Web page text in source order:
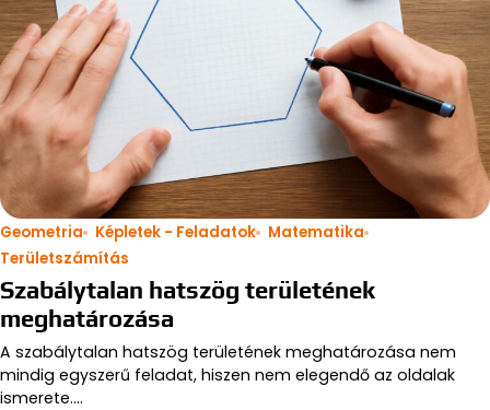
Geometria Képletek - Feladatok
Matematika
Területszámítás
Szabálytalan hatszög területének
meghatározása
A szabálytalan hatszög területének meghatározása nem
mindig egyszerű feladat, hiszen nem elegendő az oldalak
ismerete.…